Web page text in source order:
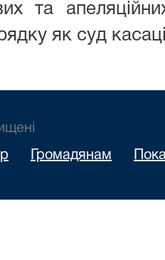
та
як суд
Громадянам